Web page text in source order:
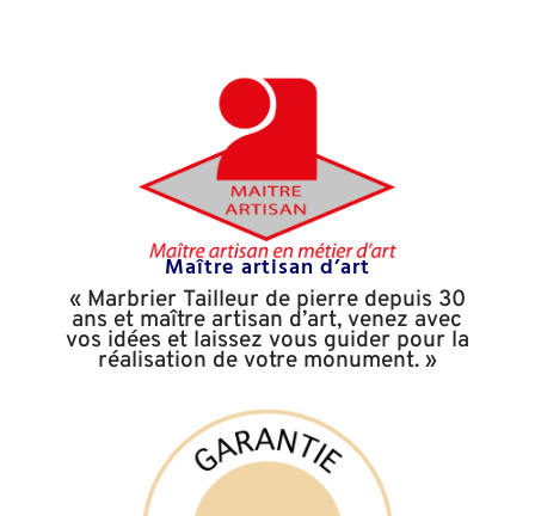
Maître artisan d’art
« Marbrier Tailleur de pierre depuis 30
ans et maître artisan d’art, venez avec
vos idées et laissez vous guider pour la
réalisation de votre monument. »